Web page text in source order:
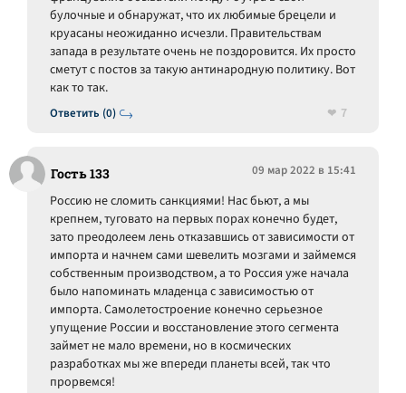
Ответить (0)
булочные и обнаружат, что их любимые брецели и
круасаны неожиданно исчезли. Правительствам
запада в результате очень не поздоровится. Их просто
сметут с постов за такую антинародную политику. Вот
как то так.
7
Гость 133 09 мар 2022 в 15:41
Россию не сломить санкциями! Нас бьют, а мы
крепнем, туговато на первых порах конечно будет,
зато преодолеем лень отказавшись от зависимости от
импорта и начнем сами шевелить мозгами и займемся
собственным производством, а то Россия уже начала
было напоминать младенца с зависимостью от
импорта. Самолетостроение конечно серьезное
упущение России и восстановление этого сегмента
займет не мало времени, но в космических
разработках мы же впереди планеты всей, так что
прорвемся!